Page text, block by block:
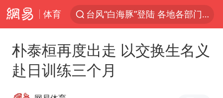
体育
台风“白海豚”登陆 各地各部门全力应对
多地银行上调存款利率
上海地铁4条线路全线停运
朴泰桓再度出走 以交换生名义
赴日训练三个月